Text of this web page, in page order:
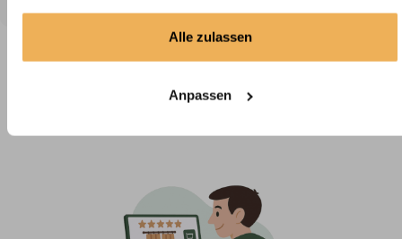
Alle zulassen
Anpassen
In 4 Schritten zum maßgefertigten
Vorhang– schnell, einfach & passgenau